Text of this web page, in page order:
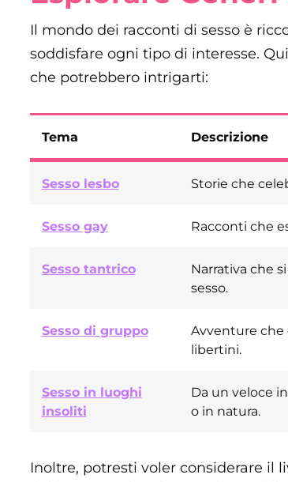
Il mondo dei racconti di sesso è
soddisfare ogni tipo di interesse.
che potrebbero intrigarti:
Tema Descrizione
Sesso lesbo Storie che
Sesso gay Racconti che
Sesso tantrico
Narrativa che
sesso.
Sesso di gruppo
Avventure che
libertini.
Sesso in luoghi
insoliti
Da un veloce
o in natura.
Inoltre, potresti voler considerare il